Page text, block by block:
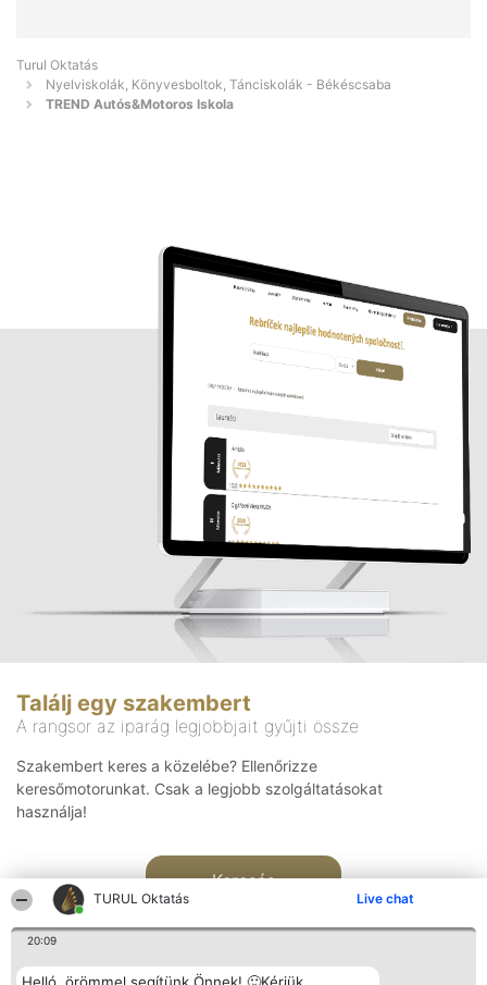
TURUL Oktatás Live chat
20:09
Turul Oktatás
Nyelviskolák, Könyvesboltok, Tánciskolák - Békéscsaba
TREND Autós&Motoros Iskola
Találj egy szakembert
A rangsor az iparág legjobbjait gyűjti össze
Szakembert keres a közelébe? Ellenőrizze
keresőmotorunkat. Csak a legjobb szolgáltatásokat
használja!
Keresés